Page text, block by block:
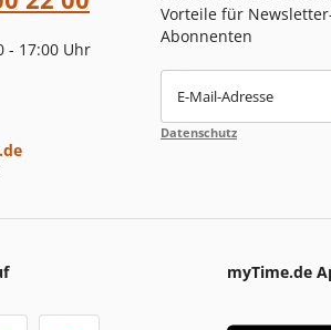
- 17:00 Uhr
Vorteile für
Abonnenten
E-Mail-Adresse
Datenschutz
myTime.de